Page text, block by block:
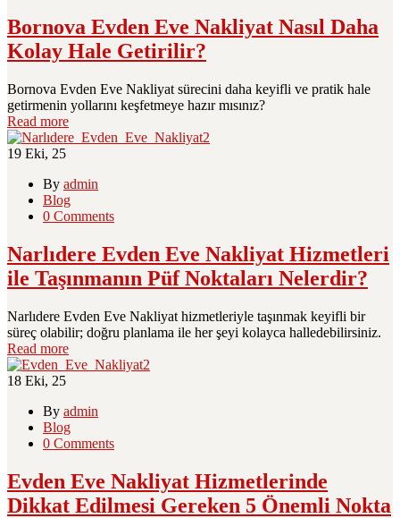
Bornova Evden Eve Nakliyat Nasıl Daha
Kolay Hale Getirilir?
Bornova Evden Eve Nakliyat sürecini daha keyifli ve pratik hale
getirmenin yollarını keşfetmeye hazır mısınız?
Read more
19 Eki, 25
By admin
Blog
0 Comments
Narlıdere Evden Eve Nakliyat Hizmetleri
ile Taşınmanın Püf Noktaları Nelerdir?
Narlıdere Evden Eve Nakliyat hizmetleriyle taşınmak keyifli bir
süreç olabilir; doğru planlama ile her şeyi kolayca halledebilirsiniz.
Read more
18 Eki, 25
By admin
Blog
0 Comments
Evden Eve Nakliyat Hizmetlerinde
Dikkat Edilmesi Gereken 5 Önemli Nokta